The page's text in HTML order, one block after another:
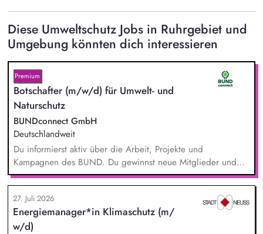
Diese Umweltschutz Jobs in Ruhrgebiet und
Umgebung könnten dich interessieren
Premium
Botschafter (m/w/d) für Umwelt- und
Naturschutz
BUNDconnect GmbH
Deutschlandweit
Du informierst aktiv über die Arbeit, Projekte und
Kampagnen des BUND. Du gewinnst neue Mitglieder und
stärkst damit langfristig den Umwelt- und Naturschutz. Du
beantwortest Fragen zu Umwelt-, Arten- und Klimaschutz nach
bestem Wissen und Gewissen. Du unterstützt Kampagnen
und Aktionen, beispielsweise durch das Sammeln von
Unterschriften für Petitionen.
27. Juli 2026
Energiemanager*in Klimaschutz (m/
w/d)